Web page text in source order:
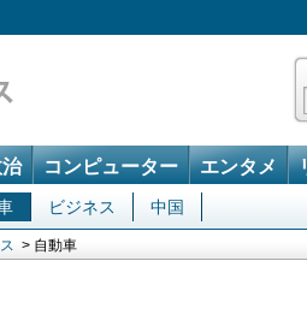
コンピューター エンタメ
ビジネス 中国
> 自動車